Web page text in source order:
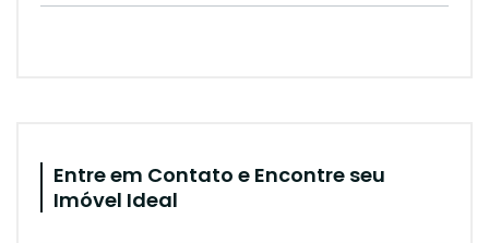
Entre em Contato e Encontre seu
Imóvel Ideal